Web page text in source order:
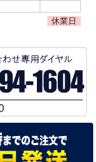
休業日